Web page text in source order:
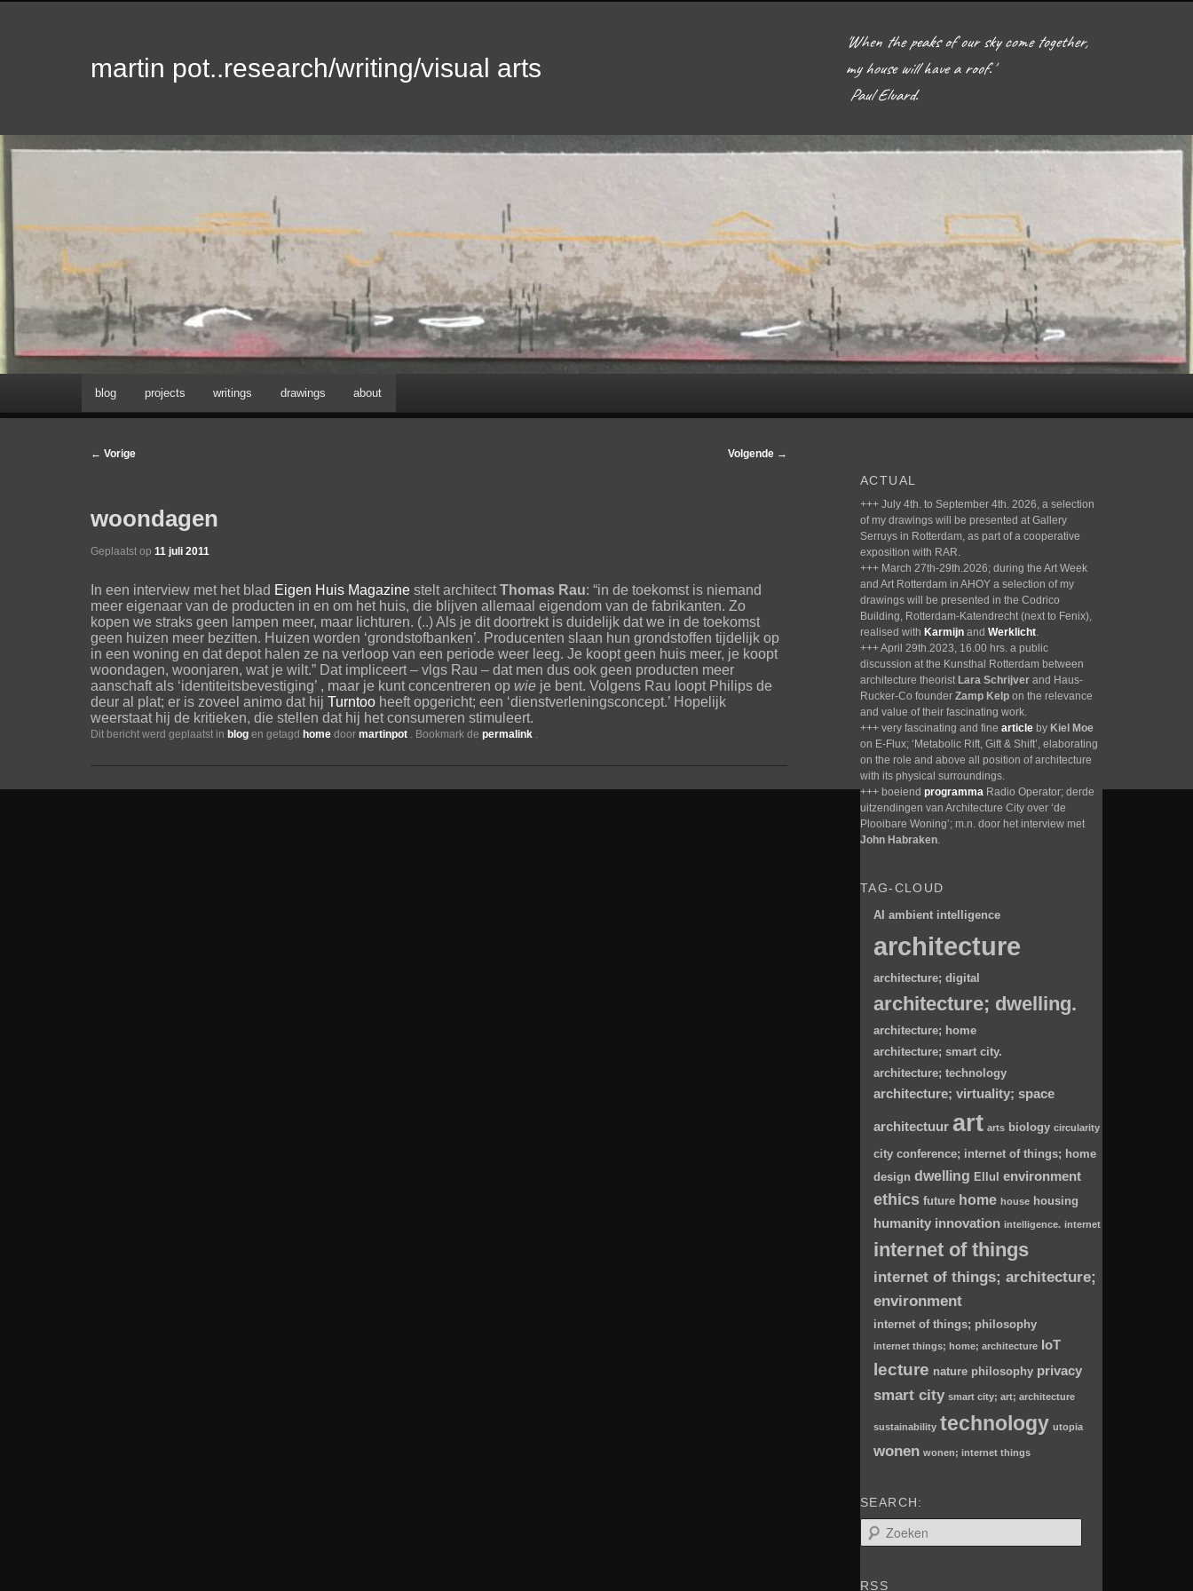
martin pot..research/writing/visual arts
'When the peaks of our sky come together,
my house will have a roof.'
Paul Eluard.
Spring
inhoud
blog projects writings drawings about
Bericht
← Vorige Volgende →
woondagen
Geplaatst op11 juli 2011
In een interview met het blad Eigen Huis Magazine stelt architectThomas Rau: “in de toekomst is niemand
meer eigenaar van de producten in en om het huis, die blijven allemaal eigendom van de fabrikanten. Zo
kopen we straks geen lampen meer, maar lichturen. (..) Als je dit doortrekt is duidelijk dat we in de toekomst
geen huizen meer bezitten. Huizen worden ‘grondstofbanken’. Producenten slaan hun grondstoffen tijdelijk op
in een woning en dat depot halen ze na verloop van een periode weer leeg. Je koopt geen huis meer, je koopt
woondagen, woonjaren, wat je wilt.” Dat impliceert – vlgs Rau – dat men dus ook geen producten meer
aanschaft als ‘identiteitsbevestiging’ , maar je kunt concentreren op wie je bent. Volgens Rau loopt Philips de
deur al plat; er is zoveel animo dat hijTurntoo heeft opgericht; een ‘dienstverleningsconcept.’ Hopelijk
weerstaat hij de kritieken, die stellen dat hij het consumeren stimuleert.
Dit bericht werd geplaatst inblog en getagdhome doormartinpot . Bookmark depermalink
ACTUAL
+++ July 4th. to September 4th. 2026, a selection
of my drawings will be presented at Gallery
Serruys in Rotterdam, as part of a cooperative
exposition with RAR.
+++ March 27th-29th.2026; during the Art Week
and Art Rotterdam in AHOY a selection of my
drawings will be presented in the Codrico
Building, Rotterdam-Katendrecht (next to Fenix),
realised with Karmijn andWerklicht.
+++ April 29th.2023, 16.00 hrs. a public
discussion at the Kunsthal Rotterdam between
architecture theorist Lara Schrijver and Haus-
Rucker-Co founderZamp Kelp on the relevance
and value of their fascinating work.
+++ very fascinating and finearticle by Kiel Moe
on E-Flux; ‘Metabolic Rift, Gift & Shift’, elaborating
on the role and above all position of architecture
with its physical surroundings.
+++ boeiendprogramma Radio Operator; derde
uitzendingen van Architecture City over ‘de
Plooibare Woning’; m.n. door het interview met
John Habraken.
TAG-CLOUD
AI ambient intelligence
architecture
architecture; digital
architecture; dwelling.
architecture; home
architecture; smart city.
architecture; technology
architecture; virtuality; space
architectuur art arts biology circularity
city conference; internet of things; home
design dwelling Ellul environment
ethics future home house housing
humanity innovation intelligence. internet
internet of things
internet of things; architecture;
environment
internet of things; philosophy
internet things; home; architecture IoT
lecture nature philosophy privacy
smart city smart city; art; architecture
sustainability technology utopia
wonen wonen; internet things
SEARCH:
o
RSS